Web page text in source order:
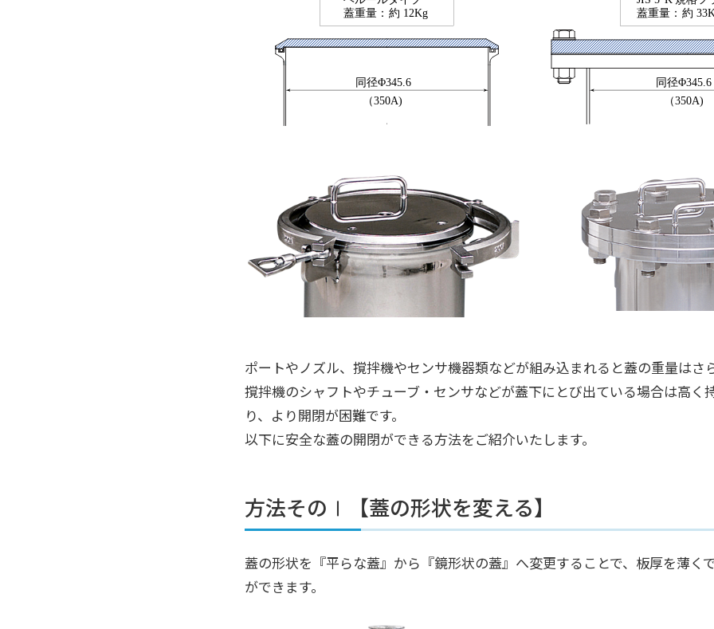
ポートやノズル、撹拌機やセンサ機器類などが組み込まれると蓋の重量はさ
撹拌機のシャフトやチューブ・センサなどが蓋下にとび出ている場合は高く
り、より開閉が困難です。
以下に安全な蓋の開閉ができる方法をご紹介いたします。
方法そのⅠ【蓋の形状を変える】
蓋の形状を『平らな蓋』から『鏡形状の蓋』へ変更することで、板厚を薄く
ができます。